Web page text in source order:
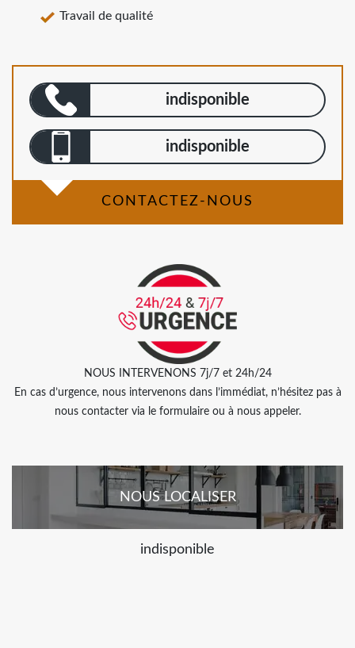
Travail de qualité
indisponible
indisponible
CONTACTEZ-NOUS
NOUS INTERVENONS 7j/7 et 24h/24
En cas d’urgence, nous intervenons dans l’immédiat, n’hésitez pas à
nous contacter via le formulaire ou à nous appeler.
NOUS LOCALISER
indisponible